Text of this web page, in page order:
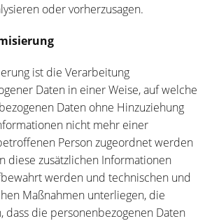
oder vorherzusagen.
ist die Verarbeitung
Daten in einer Weise, auf welche
Daten ohne Hinzuziehung
nicht mehr einer
Person zugeordnet werden
diese zusätzlichen Informationen
werden und technischen und
Maßnahmen unterliegen, die
dass die personenbezogenen Daten